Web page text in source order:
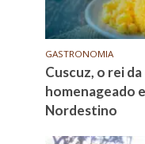
GASTRONOMIA
Cuscuz, o rei
homenageado
Nordestino